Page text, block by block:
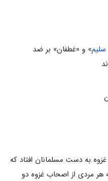
» و «غطفان» بر ضد
به دست مسلمانان افتاد که
هر مردی از اصحاب غزوه دو